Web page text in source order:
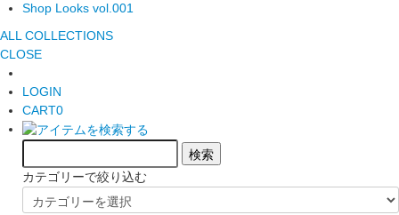
Shop Looks vol.001
ALL COLLECTIONS
CLOSE
LOGIN
CART0
カテゴリーで絞り込む